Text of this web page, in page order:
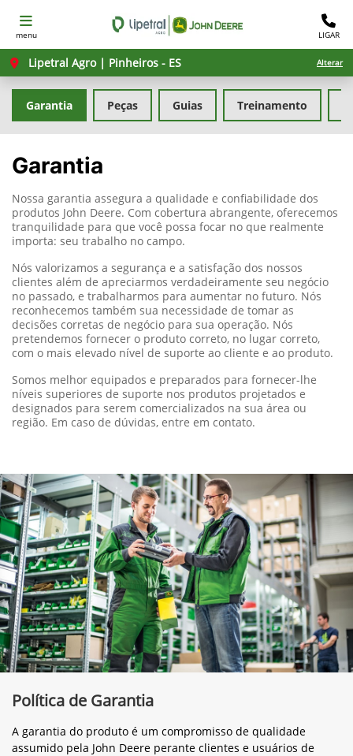
menu LIGAR
Lipetral Agro | Pinheiros - ES Alterar
Peças
Garantia Guias Treinamento
Garantia
Nossa garantia assegura a qualidade e confiabilidade dos
produtos John Deere. Com cobertura abrangente, oferecemos
tranquilidade para que você possa focar no que realmente
importa: seu trabalho no campo.
Nós valorizamos a segurança e a satisfação dos nossos
clientes além de apreciarmos verdadeiramente seu negócio
no passado, e trabalharmos para aumentar no futuro. Nós
reconhecemos também sua necessidade de tomar as
decisões corretas de negócio para sua operação. Nós
pretendemos fornecer o produto correto, no lugar correto,
com o mais elevado nível de suporte ao cliente e ao produto.
Somos melhor equipados e preparados para fornecer-lhe
níveis superiores de suporte nos produtos projetados e
designados para serem comercializados na sua área ou
região. Em caso de dúvidas, entre em contato.
Política de Garantia
A garantia do produto é um compromisso de qualidade
assumido pela John Deere perante clientes e usuários de